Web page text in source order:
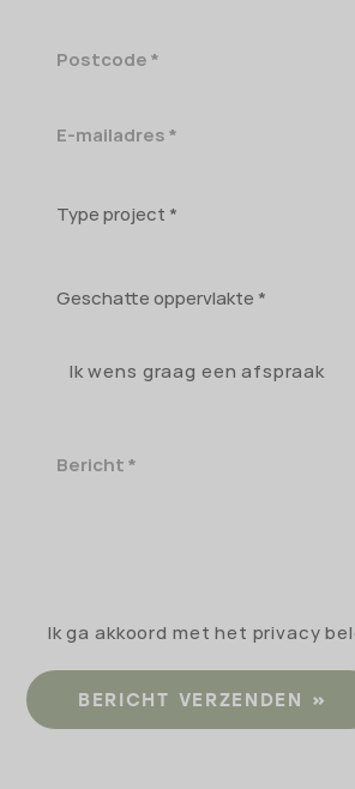
Postcode
E-
Type
project
Geschatte
Ik wens graag een afspraak
Bericht
Ik ga akkoord met het privacy
BERICHT VERZENDEN